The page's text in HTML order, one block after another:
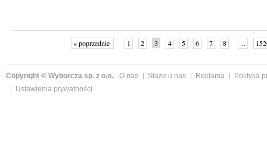
« poprzednie 1 2 3 4 5 6 7 8 ...
Copyright © Wyborcza sp. z o.o. O nas Staże u nas Reklama
Polityka
Ustawienia prywatności